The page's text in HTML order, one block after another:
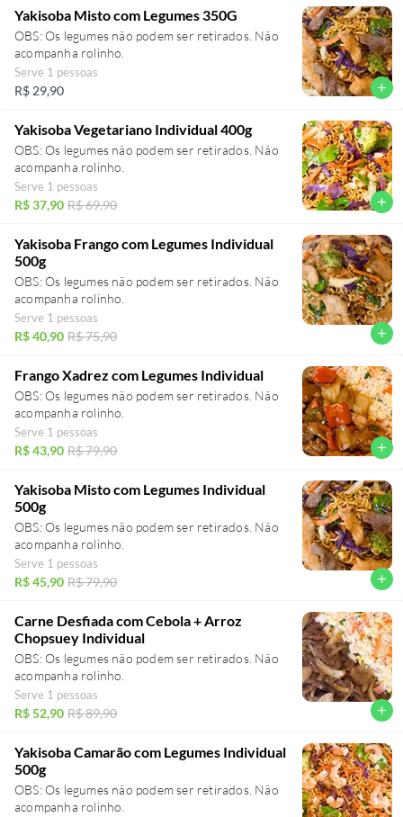
Yakisoba Misto com Legumes 350G
OBS: Os legumes não podem ser retirados. Não
acompanha rolinho.
Serve 1 pessoas
R$ 29,90 add
Yakisoba Vegetariano Individual 400g
OBS: Os legumes não podem ser retirados. Não
acompanha rolinho.
Serve 1 pessoas
R$ 37,90 R$ 69,90 add
Yakisoba Frango com Legumes Individual
500g
OBS: Os legumes não podem ser retirados. Não
acompanha rolinho.
Serve 1 pessoas
R$ 40,90 R$ 75,90 add
Frango Xadrez com Legumes Individual
OBS: Os legumes não podem ser retirados. Não
acompanha rolinho.
Serve 1 pessoas
R$ 43,90 R$ 79,90 add
Yakisoba Misto com Legumes Individual
500g
OBS: Os legumes não podem ser retirados. Não
acompanha rolinho.
Serve 1 pessoas
R$ 45,90 R$ 79,90 add
Carne Desfiada com Cebola + Arroz
Chopsuey Individual
OBS: Os legumes não podem ser retirados. Não
acompanha rolinho.
Serve 1 pessoas
R$ 52,90 R$ 89,90 add
Yakisoba Camarão com Legumes Individual
500g
OBS: Os legumes não podem ser retirados. Não
acompanha rolinho.